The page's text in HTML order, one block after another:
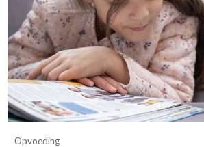
Opvoeding